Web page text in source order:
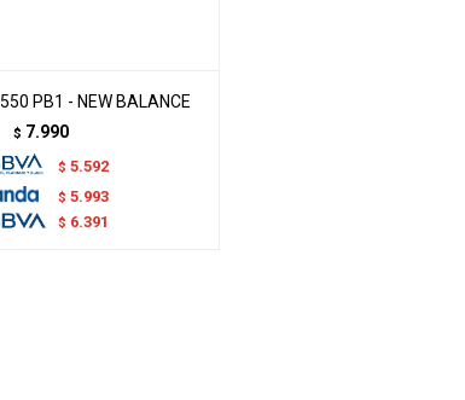
PB1 - NEW BALANCE
$ 7.990
$ 5.592
$ 5.993
$ 6.391